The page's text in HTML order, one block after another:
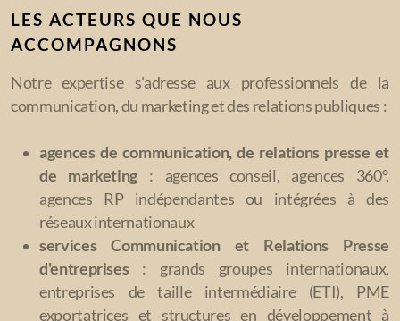
LES ACTEURS QUE NOUS
ACCOMPAGNONS
Notre expertise s'adresse aux professionnels de la
communication, du marketing et des relations publiques :
agences de communication, de relations presse et
de marketing : agences conseil, agences 360°,
agences RP indépendantes ou intégrées à des
réseaux internationaux
services Communication et Relations Presse
d'entreprises : grands groupes internationaux,
entreprises de taille intermédiaire (ETI), PME
exportatrices et structures en développement à